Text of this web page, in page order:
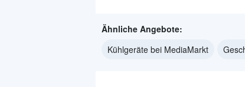
Ähnliche Angebote:
Kühlgeräte bei MediaMarkt